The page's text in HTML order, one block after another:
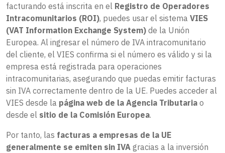
facturando está inscrita en el Registro de Operadores
Intracomunitarios (ROI), puedes usar el sistema VIES
(VAT Information Exchange System) de la Unión
Europea. Al ingresar el número de IVA intracomunitario
del cliente, el VIES confirma si el número es válido y si la
empresa está registrada para operaciones
intracomunitarias, asegurando que puedas emitir facturas
sin IVA correctamente dentro de la UE. Puedes acceder al
VIES desde la página web de la Agencia Tributaria o
desde el sitio de la Comisión Europea.
Por tanto, las facturas a empresas de la UE
generalmente se emiten sin IVA gracias a la inversión